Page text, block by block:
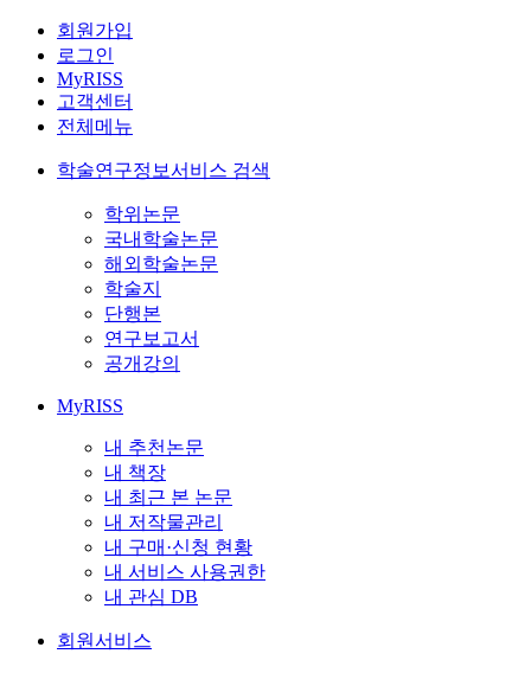
회원가입
로그인
MyRISS
고객센터
전체메뉴
학술연구정보서비스 검색
학위논문
국내학술논문
해외학술논문
학술지
단행본
연구보고서
공개강의
MyRISS
내 추천논문
내 책장
내 최근 본 논문
내 저작물관리
내 구매·신청 현황
내 서비스 사용권한
내 관심 DB
회원서비스